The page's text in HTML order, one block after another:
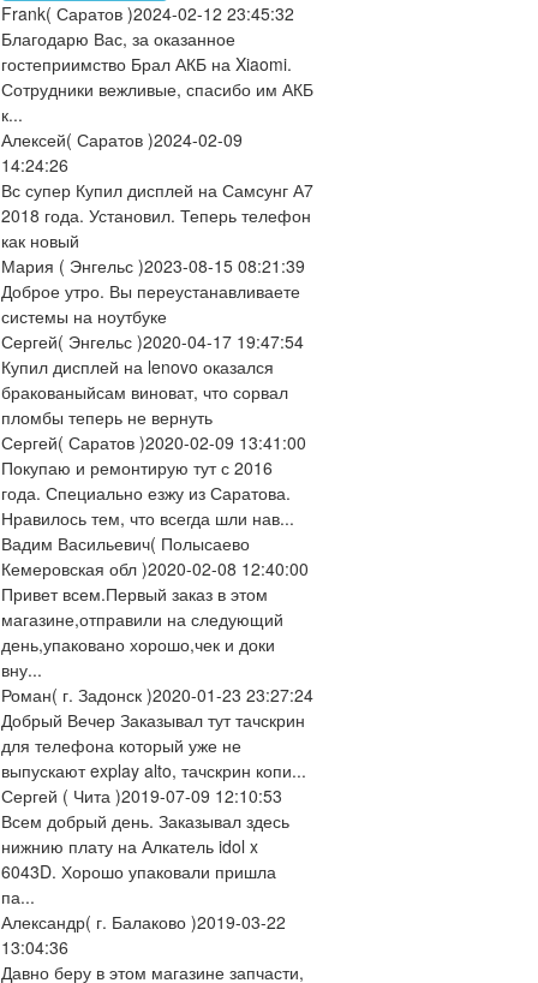
Frank( Саратов )2024-02-12 23:45:32
Благодарю Вас, за оказанное
гостеприимство Брал АКБ на Xiaomi.
Сотрудники вежливые, спасибо им АКБ
к...
Алексей( Саратов )2024-02-09
14:24:26
Вс супер Купил дисплей на Самсунг А7
2018 года. Установил. Теперь телефон
как новый
Мария ( Энгельс )2023-08-15 08:21:39
Доброе утро. Вы переустанавливаете
системы на ноутбуке
Сергей( Энгельс )2020-04-17 19:47:54
Купил дисплей на lenovo оказался
бракованыйсам виноват, что сорвал
пломбы теперь не вернуть
Сергей( Саратов )2020-02-09 13:41:00
Покупаю и ремонтирую тут с 2016
года. Специально езжу из Саратова.
Нравилось тем, что всегда шли нав...
Вадим Васильевич( Полысаево
Кемеровская обл )2020-02-08 12:40:00
Привет всем.Первый заказ в этом
магазине,отправили на следующий
день,упаковано хорошо,чек и доки
вну...
Роман( г. Задонск )2020-01-23 23:27:24
Добрый Вечер Заказывал тут тачскрин
для телефона который уже не
выпускают explay alto, тачскрин копи...
Сергей ( Чита )2019-07-09 12:10:53
Всем добрый день. Заказывал здесь
нижнию плату на Алкатель idol x
6043D. Хорошо упаковали пришла
па...
Александр( г. Балаково )2019-03-22
13:04:36
Давно беру в этом магазине запчасти,